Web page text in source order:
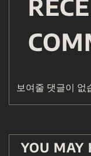
보여줄 댓글이 없
YOU MAY